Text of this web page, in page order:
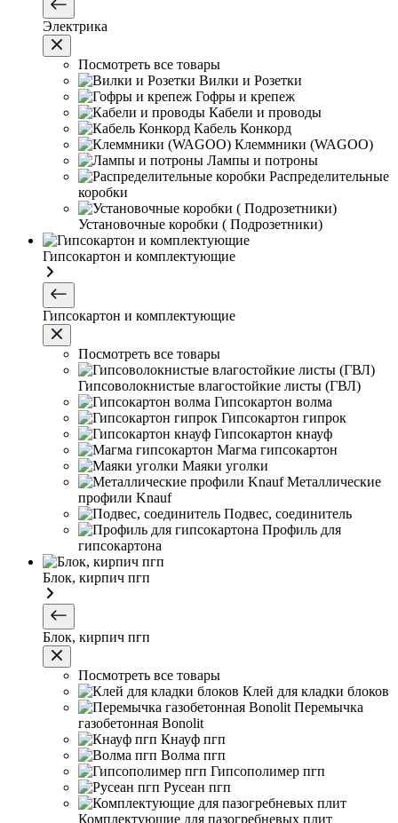
Электрика
Посмотреть все товары
Вилки и Розетки
Гофры и крепеж
Кабели и проводы
Кабель Конкорд
Клеммники (WAGOО)
Лампы и потроны
Распределительные
коробки
Установочные коробки ( Подрозетники)
Гипсокартон и комплектующие
Гипсокартон и комплектующие
Посмотреть все товары
Гипсоволокнистые влагостойкие листы (ГВЛ)
Гипсокартон волма
Гипсокартон гипрок
Гипсокартон кнауф
Магма гипсокартон
Маяки уголки
Металлические
профили Knauf
Подвес, соединитель
Профиль для
гипсокартона
Блок, кирпич пгп
Блок, кирпич пгп
Посмотреть все товары
Клей для кладки блоков
Перемычка
газобетонная Bonolit
Кнауф пгп
Волма пгп
Гипсополимер пгп
Русеан пгп
Комплектующие для пазогребневых плит